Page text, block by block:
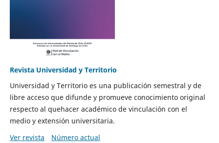
Revista Universidad y Territorio
Universidad y Territorio es una publicación semestral y de
libre acceso que difunde y promueve conocimiento original
respecto al quehacer académico de vinculación con el
medio y extensión universitaria.
Ver revista
Número actual